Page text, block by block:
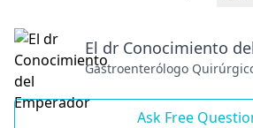
El dr Conocimiento
Gastroenterólogo
Ask Free